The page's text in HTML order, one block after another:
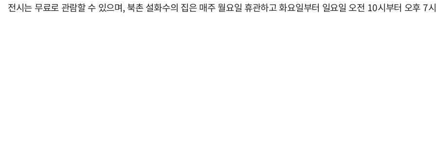
전시는 무료로 관람할 수 있으며, 북촌 설화수의 집은 매주 월요일 휴관하고 화요일부터 일요일 오전 10시부터 오후 7